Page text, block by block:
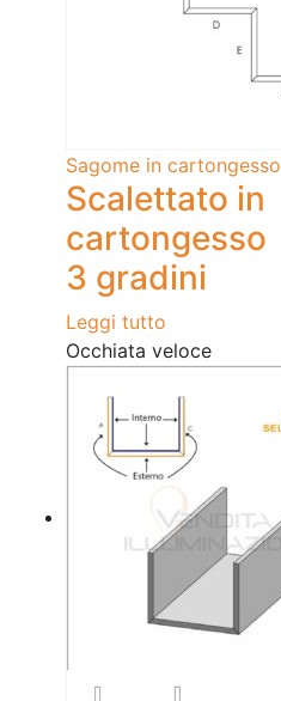
Sagome in cartongesso
Scalettato in
cartongesso
3 gradini
Leggi tutto
Occhiata veloce